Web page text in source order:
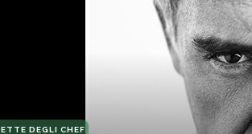
DEGLI CHEF